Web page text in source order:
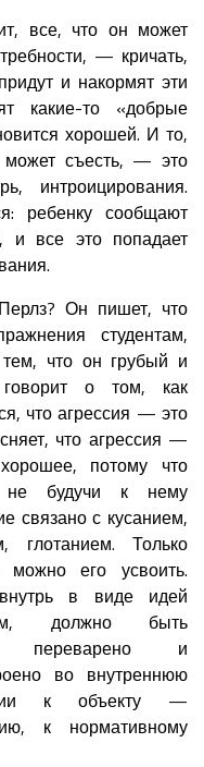
все, что он может
— кричать,
и накормят эти
какие-то «добрые
хорошей. И то,
съесть, — это
интроицирования.
ребенку сообщают
и все это попадает
Он пишет, что
студентам,
тем, что он грубый и
о том, как
что агрессия — это
что агрессия —
потому что
не будучи к нему
связано с кусанием,
глотанием. Только
можно его усвоить.
в виде идей
должно быть
переварено и
во внутреннюю
к объекту —
к нормативному